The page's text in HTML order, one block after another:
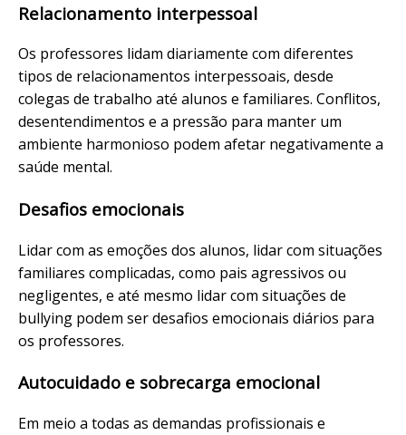
Relacionamento interpessoal
Os professores lidam diariamente com diferentes
tipos de relacionamentos interpessoais, desde
colegas de trabalho até alunos e familiares. Conflitos,
desentendimentos e a pressão para manter um
ambiente harmonioso podem afetar negativamente a
saúde mental.
Desafios emocionais
Lidar com as emoções dos alunos, lidar com situações
familiares complicadas, como pais agressivos ou
negligentes, e até mesmo lidar com situações de
bullying podem ser desafios emocionais diários para
os professores.
Autocuidado e sobrecarga emocional
Em meio a todas as demandas profissionais e